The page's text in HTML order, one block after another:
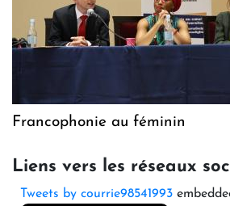
Francophonie au féminin
Liens vers les réseaux
Tweets by courrie98541993